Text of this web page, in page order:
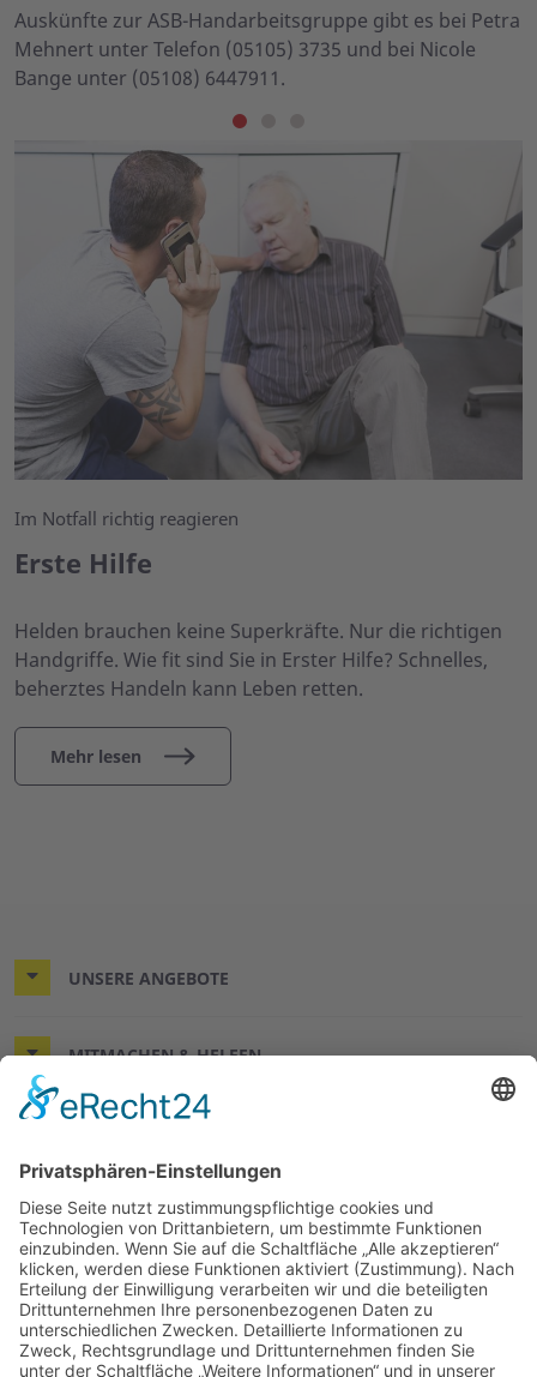
Auskünfte zur ASB-Handarbeitsgruppe gibt es bei Petra
Mehnert unter Telefon (05105) 3735 und bei Nicole
Bange unter (05108) 6447911.
Im Notfall richtig reagieren
Erste Hilfe
Helden brauchen keine Superkräfte. Nur die richtigen
Handgriffe. Wie fit sind Sie in Erster Hilfe? Schnelles,
beherztes Handeln kann Leben retten.
Mehr lesen
UNSERE ANGEBOTE
MITMACHEN & HELFEN
© 2026 ASB-Regionalverband Leine-Weser
Impressum